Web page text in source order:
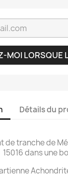
MOI LORSQUE
Détails du
de tranche de
15016 dans une